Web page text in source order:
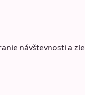
návštevnosti a